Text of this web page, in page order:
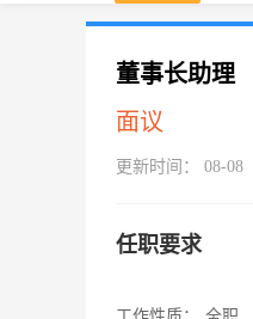
董事长助理
面议
更新时间： 08-08
任职要求